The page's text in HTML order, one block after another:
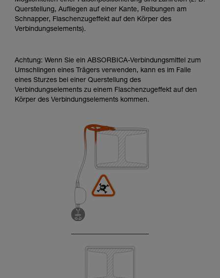
Querstellung, Aufliegen auf einer Kante, Reibungen am
Schnapper, Flaschenzugeffekt auf den Körper des
Verbindungselements).
Achtung: Wenn Sie ein ABSORBICA-Verbindungsmittel zum
Umschlingen eines Trägers verwenden, kann es im Falle
eines Sturzes bei einer Querstellung des
Verbindungselements zu einem Flaschenzugeffekt auf den
Körper des Verbindungselements kommen.